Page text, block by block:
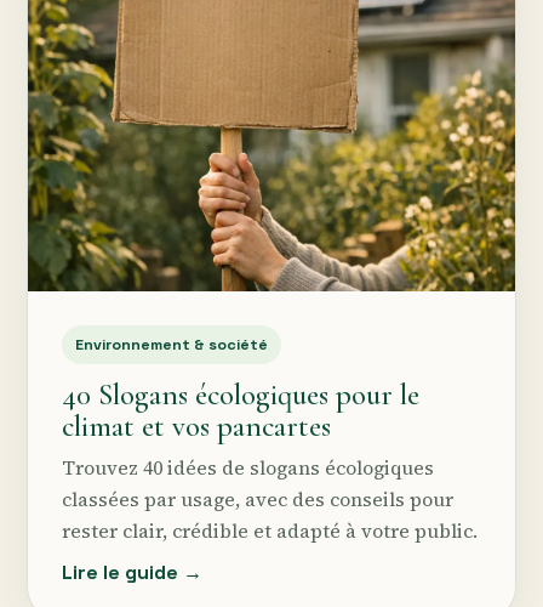
Environnement & société
40 Slogans écologiques pour le
climat et vos pancartes
Trouvez 40 idées de slogans écologiques
classées par usage, avec des conseils pour
rester clair, crédible et adapté à votre public.
Lire le guide →